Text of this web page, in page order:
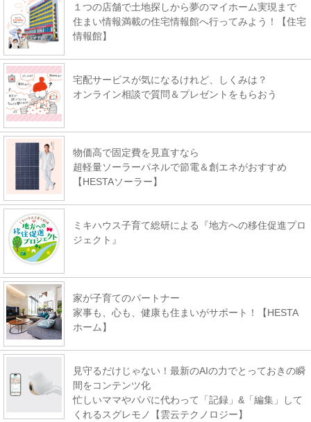
１つの店舗で土地探しから夢のマイホーム実現まで
住まい情報満載の住宅情報館へ行ってみよう！【住宅
情報館】
宅配サービスが気になるけれど、しくみは？
オンライン相談で質問＆プレゼントをもらおう
物価高で固定費を見直すなら
超軽量ソーラーパネルで節電＆創エネがおすすめ
【HESTAソーラー】
ミキハウス子育て総研による『地方への移住促進プロ
ジェクト』
家が子育てのパートナー
家事も、心も、健康も住まいがサポート！【HESTA
ホーム】
見守るだけじゃない！最新のAIの力でとっておきの瞬
間をコンテンツ化
忙しいママやパパに代わって「記録」&「編集」して
くれるスグレモノ【雲云テクノロジー】